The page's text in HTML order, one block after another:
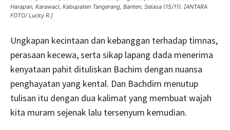
Harapan, Karawaci, Kabupaten Tangerang, Banten, Selasa (15/11). [ANTARA
FOTO/ Lucky R.]
Ungkapan kecintaan dan kebanggan terhadap timnas,
perasaan kecewa, serta sikap lapang dada menerima
kenyataan pahit dituliskan Bachim dengan nuansa
penghayatan yang kental. Dan Bachdim menutup
tulisan itu dengan dua kalimat yang membuat wajah
kita muram sejenak lalu tersenyum kemudian.